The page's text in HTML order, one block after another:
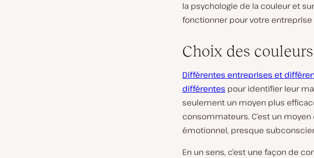
la psychologie de la couleur et
fonctionner pour votre
Choix des
Différentes entreprises et
différentes pour identifier leur
seulement un moyen plus
consommateurs. C’est un
émotionnel, presque
En un sens, c’est une façon de